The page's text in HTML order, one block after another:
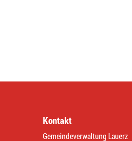
Kontakt
Gemeindeverwaltung Lauerz